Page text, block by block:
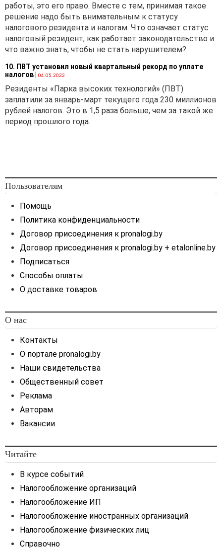
работы, это его право. Вместе с тем, принимая такое
решение надо быть внимательным к статусу
налогового резидента и налогам. Что означает статус
налоговый резидент, как работает законодательство и
что важно знать, чтобы не стать нарушителем?
10. ПВТ установил новый квартальный рекорд по уплате
налогов| 04.05.2022
Резиденты «Парка высоких технологий» (ПВТ)
заплатили за январь-март текущего года 230 миллионов
рублей налогов. Это в 1,5 раза больше, чем за такой же
период прошлого года.
Пользователям
Помощь
Политика конфиденциальности
Договор присоединения к pronalogi.by
Договор присоединения к pronalogi.by + etalonline.by
Подписаться
Способы оплаты
О доставке товаров
О нас
Контакты
О портале pronalogi.by
Наши свидетельства
Общественный совет
Реклама
Авторам
Вакансии
Читайте
В курсе событий
Налогообложение организаций
Налогообложение ИП
Налогообложение иностранных организаций
Налогообложение физических лиц
Справочно